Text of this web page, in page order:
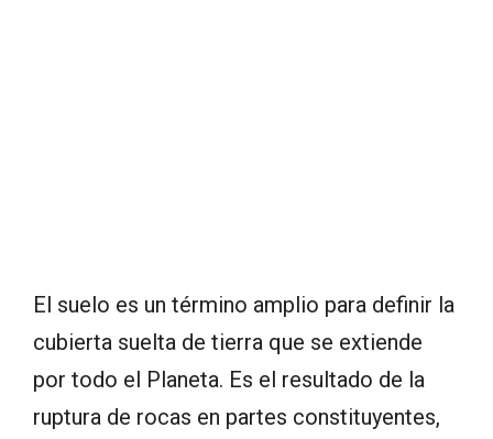
El suelo es un término amplio para definir la
cubierta suelta de tierra que se extiende
por todo el Planeta. Es el resultado de la
ruptura de rocas en partes constituyentes,